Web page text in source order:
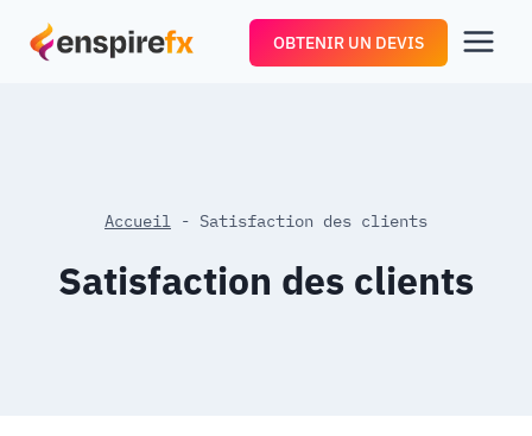
OBTENIR UN DEVIS
Accueil - Satisfaction des clients
Satisfaction des clients